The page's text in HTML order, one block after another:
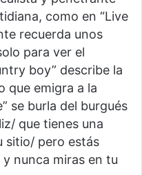
como en “Live
recuerda unos
para ver el
boy” describe la
que emigra a la
se burla del burgués
que tienes una
sitio/ pero estás
nunca miras en tu